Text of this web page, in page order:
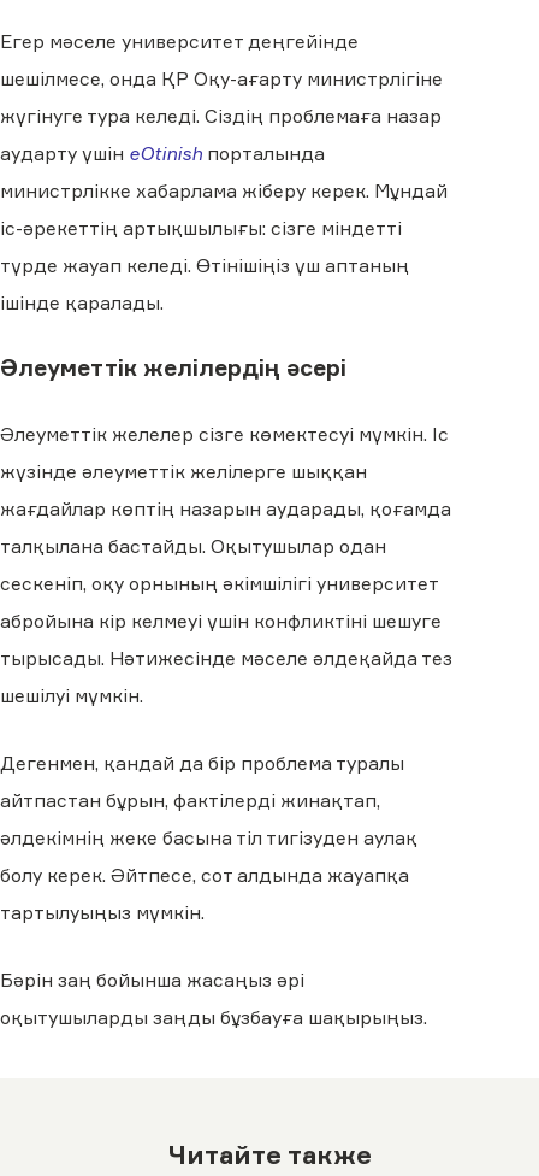
Егер мәселе университет деңгейінде
шешілмесе, онда ҚР Оқу-ағарту министрлігіне
жүгінуге тура келеді. Сіздің проблемаға назар
аударту үшін eOtinish порталында
министрлікке хабарлама жіберу керек. Мұндай
іс-әрекеттің артықшылығы: сізге міндетті
түрде жауап келеді. Өтінішіңіз үш аптаның
ішінде қаралады.
Әлеуметтік желілердің әсері
Әлеуметтік желелер сізге көмектесуі мүмкін. Іс
жүзінде әлеуметтік желілерге шыққан
жағдайлар көптің назарын аударады, қоғамда
талқылана бастайды. Оқытушылар одан
сескеніп, оқу орнының әкімшілігі университет
абройына кір келмеуі үшін конфликтіні шешуге
тырысады. Нәтижесінде мәселе әлдеқайда тез
шешілуі мүмкін.
Дегенмен, қандай да бір проблема туралы
айтпастан бұрын, фактілерді жинақтап,
әлдекімнің жеке басына тіл тигізуден аулақ
болу керек. Әйтпесе, сот алдында жауапқа
тартылуыңыз мүмкін.
Бәрін заң бойынша жасаңыз әрі
оқытушыларды заңды бұзбауға шақырыңыз.
Читайте также